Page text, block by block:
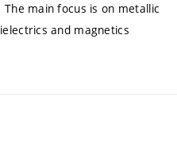
main focus is on metallic
and magnetics